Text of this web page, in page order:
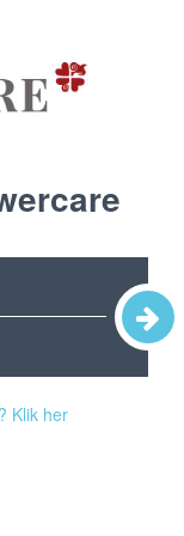
Klik her